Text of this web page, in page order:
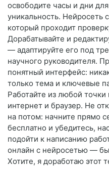
освободите часы и дни
уникальность. Нейросеть
который проходит
Дорабатывайте и
— адаптируйте его под
научного руководителя.
понятный интерфейс:
только тема и ключевые
Работайте из любой
интернет и браузер. Не
на потом: начните прямо
бесплатно и убедитесь,
подойти к написанию
онлайн с нейросетью —
Хотите, я доработаю этот